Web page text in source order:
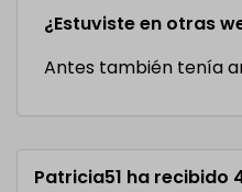
¿Estuviste en otras
Antes también tenía
Patricia51 ha recibido